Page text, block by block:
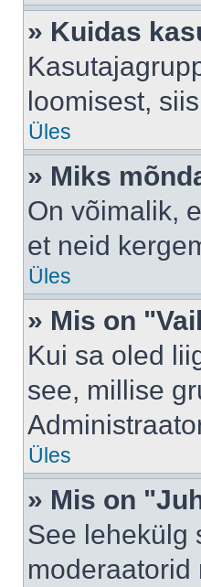
» Kuidas
loomisest,
Üles
» Miks
On võimalik,
et neid
Üles
» Mis on
Kui sa oled
see, millise
Üles
» Mis on
See lehekülg